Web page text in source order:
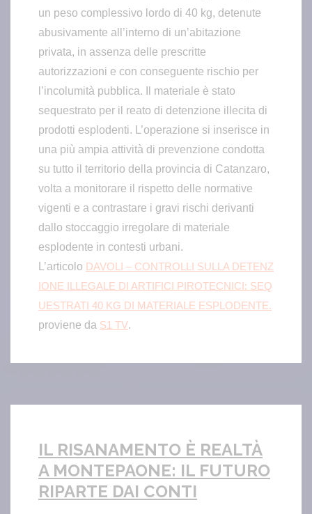
un peso complessivo lordo di 40 kg, detenute
abusivamente all’interno di un’abitazione
privata, in assenza delle prescritte
autorizzazioni e con conseguente rischio per
l’incolumità pubblica. Il materiale è stato
sequestrato per il reato di detenzione illecita di
prodotti esplodenti. L’operazione si inserisce in
una più ampia attività di prevenzione condotta
su tutto il territorio della provincia di Catanzaro,
volta a monitorare il rispetto delle normative
vigenti e a contrastare i gravi rischi derivanti
dallo stoccaggio irregolare di materiale
esplodente in contesti urbani.
L’articolo DAVOLI – CONTROLLI SULLA DETENZ
IONE ILLEGALE DI ARTIFICI PIROTECNICI: SEQ
UESTRATI 40 KG DI MATERIALE ESPLODENTE.
proviene da S1 TV.
IL RISANAMENTO È REALTÀ
A MONTEPAONE: IL FUTURO
RIPARTE DAI CONTI